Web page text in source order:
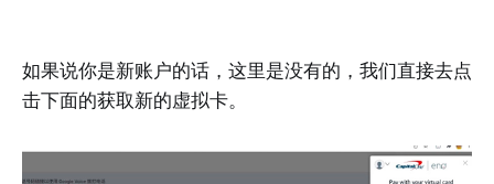
如果说你是新账户的话，这里是没有的，我们直接去点
击下面的获取新的虚拟卡。